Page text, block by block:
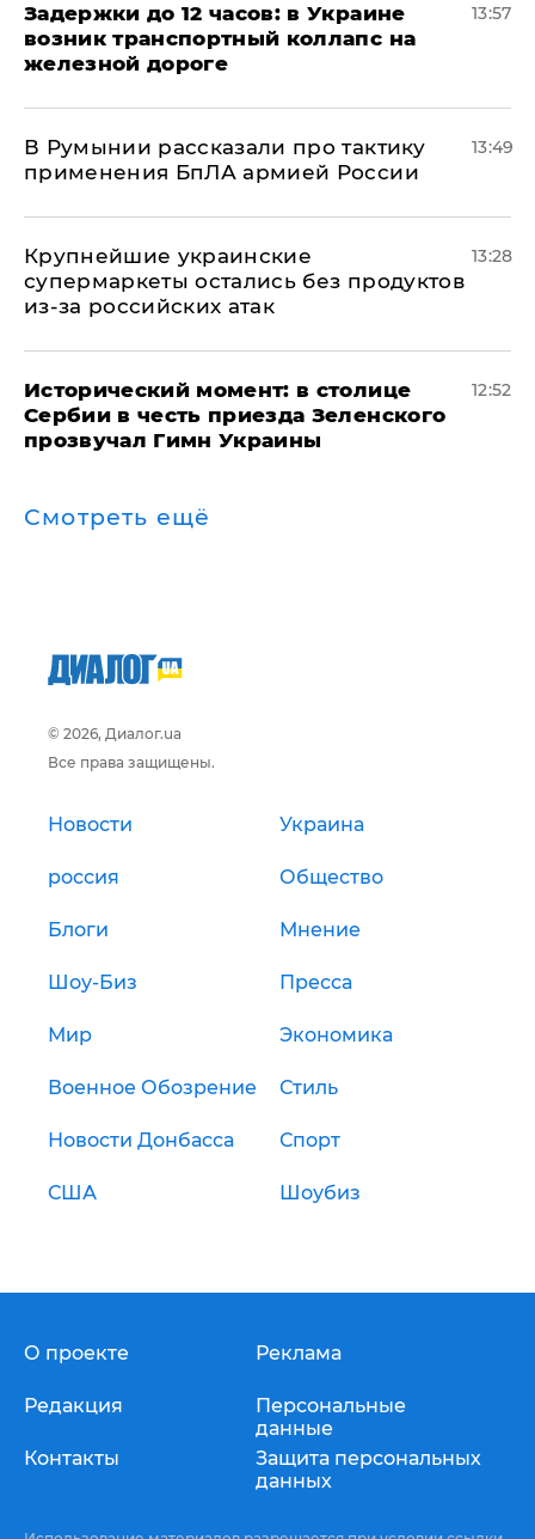
Задержки до 12 часов: в Украине
возник транспортный коллапс на
железной дороге
13:57
В Румынии рассказали про тактику
применения БпЛА армией России
13:49
Крупнейшие украинские
супермаркеты остались без продуктов
из-за российских атак
13:28
Исторический момент: в столице
Сербии в честь приезда Зеленского
прозвучал Гимн Украины
12:52
Смотреть ещё
© 2026, Диалог.ua
Все права защищены.
Новости Украина
россия Общество
Блоги Мнение
Шоу-Биз Пресса
Мир Экономика
Военное Обозрение Стиль
Новости Донбасса Спорт
США Шоубиз
О проекте
Редакция
Контакты
Реклама
Персональные
данные
Защита персональных
данных